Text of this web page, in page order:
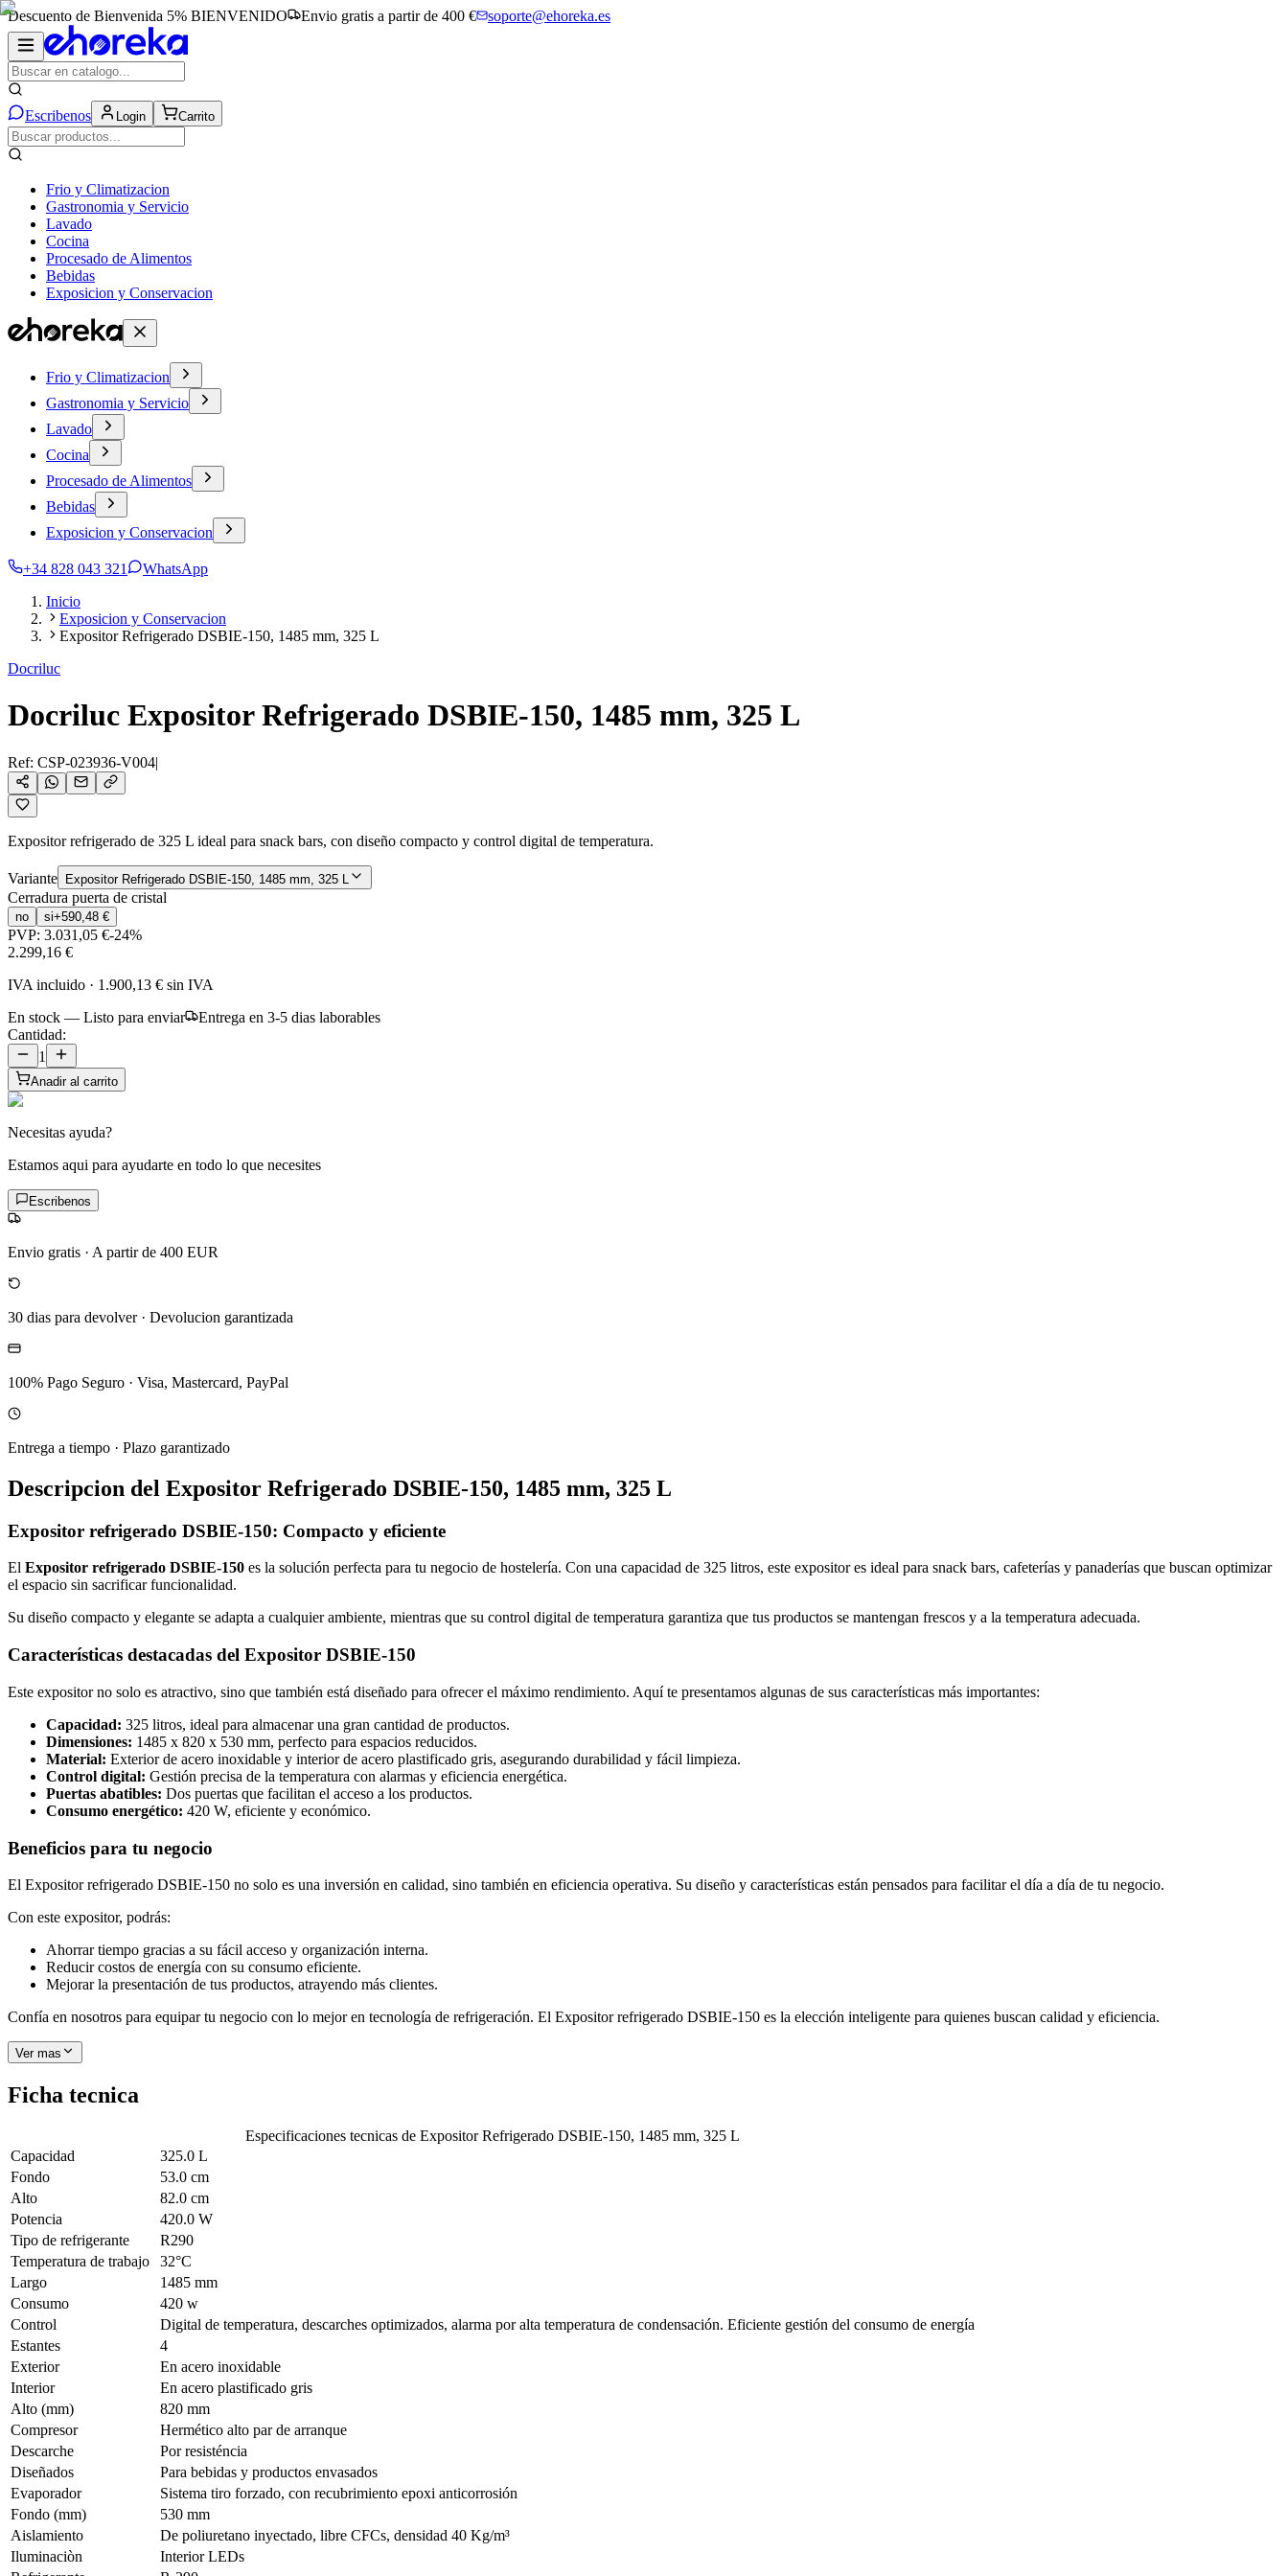
Descuento de Bienvenida 5% BIENVENIDO Envio gratis a partir de 400 € soporte@ehoreka.es
Escribenos Login Carrito
Frio y Climatizacion
Gastronomia y Servicio
Lavado
Cocina
Procesado de Alimentos
Bebidas
Exposicion y Conservacion
Frio y Climatizacion
Gastronomia y Servicio
Lavado
Cocina
Procesado de Alimentos
Bebidas
Exposicion y Conservacion
+34 828 043 321
WhatsApp
Inicio
Exposicion y Conservacion
Expositor Refrigerado DSBIE-150, 1485 mm, 325 L
Docriluc
Docriluc Expositor Refrigerado DSBIE-150, 1485 mm, 325 L
Ref: CSP-023936-V004|
Expositor refrigerado de 325 L ideal para snack bars, con diseño compacto y control digital de temperatura.
Variante Expositor Refrigerado DSBIE-150, 1485 mm, 325 L
Cerradura puerta de cristal
no si+590,48 €
PVP: 3.031,05 €-24%
2.299,16 €
IVA incluido · 1.900,13 € sin IVA
En stock — Listo para enviar
Entrega en 3-5 dias laborables
Cantidad:
1
Anadir al carrito
Necesitas ayuda?
Estamos aqui para ayudarte en todo lo que necesites
Escribenos
Envio gratis · A partir de 400 EUR
30 dias para devolver· Devolucion garantizada
100% Pago Seguro · Visa, Mastercard, PayPal
Entrega a tiempo · Plazo garantizado
Descripcion del Expositor Refrigerado DSBIE-150, 1485 mm, 325 L
Expositor refrigerado DSBIE-150: Compacto y eficiente
El Expositor refrigerado DSBIE-150 es la solución perfecta para tu negocio de hostelería. Con una capacidad de 325 litros, este expositor es ideal para snack bars, cafeterías y panaderías que buscan optimizar
el espacio sin sacrificar funcionalidad.
Su diseño compacto y elegante se adapta a cualquier ambiente, mientras que su control digital de temperatura garantiza que tus productos se mantengan frescos y a la temperatura adecuada.
Características destacadas del Expositor DSBIE-150
Este expositor no solo es atractivo, sino que también está diseñado para ofrecer el máximo rendimiento. Aquí te presentamos algunas de sus características más importantes:
Capacidad: 325 litros, ideal para almacenar una gran cantidad de productos.
Dimensiones: 1485 x 820 x 530 mm, perfecto para espacios reducidos.
Material: Exterior de acero inoxidable y interior de acero plastificado gris, asegurando durabilidad y fácil limpieza.
Control digital: Gestión precisa de la temperatura con alarmas y eficiencia energética.
Puertas abatibles: Dos puertas que facilitan el acceso a los productos.
Consumo energético: 420 W, eficiente y económico.
Beneficios para tu negocio
El Expositor refrigerado DSBIE-150 no solo es una inversión en calidad, sino también en eficiencia operativa. Su diseño y características están pensados para facilitar el día a día de tu negocio.
Con este expositor, podrás:
Ahorrar tiempo gracias a su fácil acceso y organización interna.
Reducir costos de energía con su consumo eficiente.
Mejorar la presentación de tus productos, atrayendo más clientes.
Confía en nosotros para equipar tu negocio con lo mejor en tecnología de refrigeración. El Expositor refrigerado DSBIE-150 es la elección inteligente para quienes buscan calidad y eficiencia.
Ver mas
Ficha tecnica
Especificaciones tecnicas de Expositor Refrigerado DSBIE-150, 1485 mm, 325 L
Capacidad
325.0 L
Fondo
53.0 cm
Alto
82.0 cm
Potencia
420.0 W
Tipo de refrigerante
R290
Temperatura de trabajo
32°C
Largo
1485 mm
Consumo
420 w
Control
Digital de temperatura, descarches optimizados, alarma por alta temperatura de condensación. Eficiente gestión del consumo de energía
Estantes
4
Exterior
En acero inoxidable
Interior
En acero plastificado gris
Alto (mm)
820 mm
Compresor
Hermético alto par de arranque
Descarche
Por resisténcia
Diseñados
Para bebidas y productos envasados
Evaporador
Sistema tiro forzado, con recubrimiento epoxi anticorrosión
Fondo (mm)
530 mm
Aislamiento
De poliuretano inyectado, libre CFCs, densidad 40 Kg/m³
Iluminaciòn
Interior LEDs